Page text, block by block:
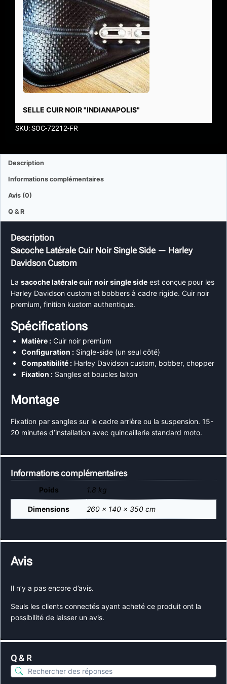
SELLE CUIR NOIR "INDIANAPOLIS"
SKU: SOC-72212-FR
Description
Informations complémentaires
Avis (0)
Q & R
Description
Sacoche Latérale Cuir Noir Single Side — Harley
Davidson Custom
La sacoche latérale cuir noir single side est conçue pour les
Harley Davidson custom et bobbers à cadre rigide. Cuir noir
premium, finition kustom authentique.
Spécifications
Matière : Cuir noir premium
Configuration : Single-side (un seul côté)
Compatibilité : Harley Davidson custom, bobber, chopper
Fixation : Sangles et boucles laiton
Montage
Fixation par sangles sur le cadre arrière ou la suspension. 15-
20 minutes d’installation avec quincaillerie standard moto.
Informations complémentaires
Poids 1.8 kg
Dimensions 260 × 140 × 350 cm
Avis
Il n’y a pas encore d’avis.
Seuls les clients connectés ayant acheté ce produit ont la
possibilité de laisser un avis.
Q & R